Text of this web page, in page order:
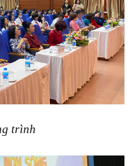
trình